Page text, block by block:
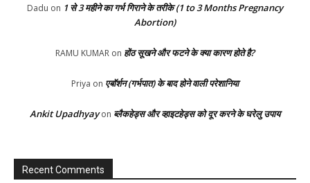
Dadu on 1 से 3 महीने का गर्भ गिराने के तरीके (1 to 3 Months Pregnancy
Abortion)
RAMU KUMAR on होंठ सूखने और फटने के क्या कारण होते है?
Priya on एबॉर्शन (गर्भपात) के बाद होने वाली परेशानिया
Ankit Upadhyayon ब्लैकहेड्स और व्हाइटहेड्स को दूर करने के घरेलु उपाय
Recent Comments